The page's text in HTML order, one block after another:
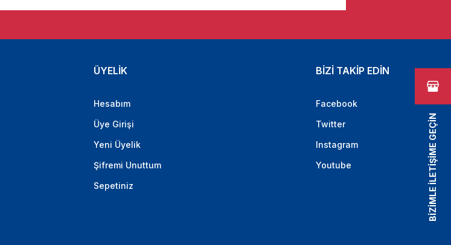
ÜYELİK
Hesabım
Üye Girişi
Yeni Üyelik
Şifremi Unuttum
Sepetiniz
BİZİ TAKİP EDİN
Facebook
Twitter
Instagram
Youtube
BİZİMLE İLETİŞİME GEÇİN